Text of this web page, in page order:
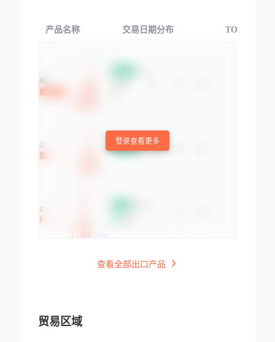
产品名称 交易日期分布 TOP3交易国
登录查看更多
查看全部出口产品
贸易区域